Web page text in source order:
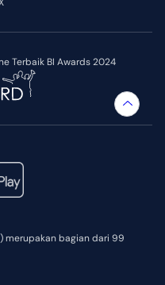
Terbaik BI Awards 2024
merupakan bagian dari 99